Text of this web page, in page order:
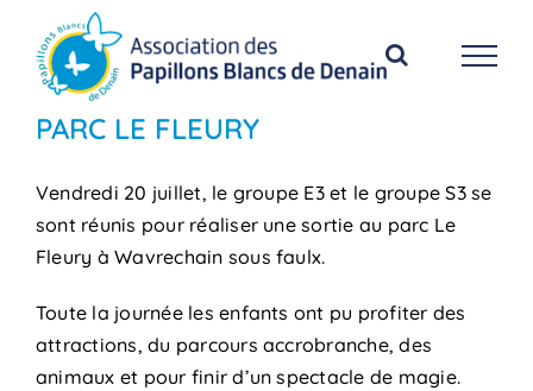
contenu
PARC LE FLEURY
Vendredi 20 juillet, le groupe E3 et le groupe S3 se
sont réunis pour réaliser une sortie au parc Le
Fleury à Wavrechain sous faulx.
Toute la journée les enfants ont pu profiter des
attractions, du parcours accrobranche, des
animaux et pour finir d’un spectacle de magie.